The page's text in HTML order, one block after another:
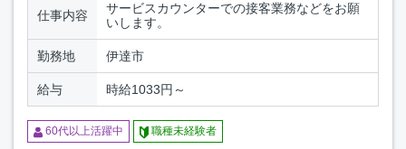
仕事内容
サービスカウンターでの接客業務などをお願
いします。
勤務地 伊達市
給与 時給1033円～
60代以上活躍中 職種未経験者